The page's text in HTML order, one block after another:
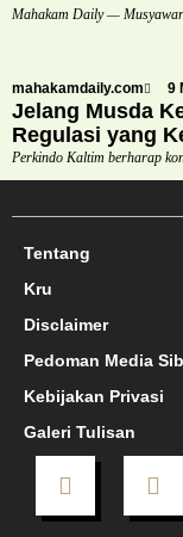
Mahakam Daily —
mahakamdaily.com 9
Jelang Musda
Regulasi yang
Perkindo Kaltim berharap
Tentang
Kru
Disclaimer
Pedoman Media
Kebijakan Privasi
Galeri Tulisan